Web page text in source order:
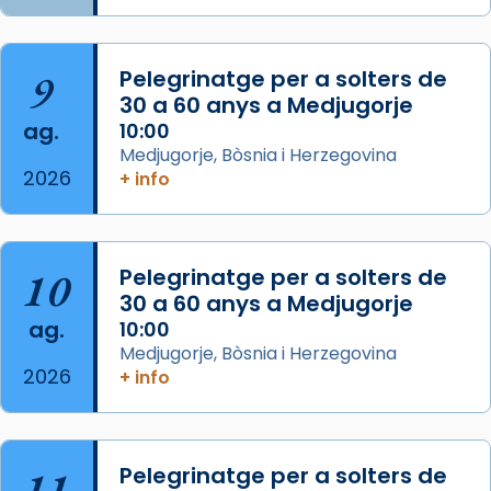
2 weeks ago
missa d’acció de gràcies en agraïment al
comitè organitzador de la visita apostòlica
del Sant Pare Lleó XIV a Barcelona, i als
col·laboradors, a la Catedral de Barcelona.
Mons. David Abadías.
📸 Dr. G. Simón
Photo
2 weeks ago
9
ag.
2026
Pelegrinatge per a solters de
30 a 60 anys a Medjugorje
10:00
Medjugorje, Bòsnia i Herzegovina
+ info
10
ag.
2026
Pelegrinatge per a solters de
30 a 60 anys a Medjugorje
10:00
Medjugorje, Bòsnia i Herzegovina
+ info
Pelegrinatge per a solters de